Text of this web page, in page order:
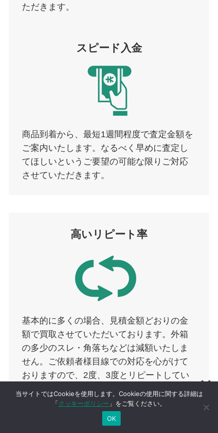
ただきます。
スピード入金
商品到着から、最短1週間程度で査定金額を
ご案内いたします。なるべく早めに査定し
てほしいというご要望の可能な限りご対応
させていただきます。
高いリピート率
基本的に多くの場合、見積金額どおりの金
額で買取させていただいております。外箱
の多少のスレ・角落ちなどは減額いたしま
せん。ご依頼者様目線での対応を心がけて
おりますので、2度、3度とリピートしてい
ただいております。
当サイトではCookieを使用します。Cookieの使用に関する詳細は
「クッキーポリシー 」をご覧ください。
OK